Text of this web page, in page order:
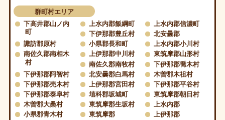
群町村エリア
下高井郡山ノ内
町
上水内郡飯綱町
上水内郡信濃町
下伊那郡豊丘村
北安曇郡
諏訪郡原村
小県郡長和町
上水内郡小川村
南佐久郡南相木
村
上伊那郡中川村
東筑摩郡山形村
南佐久郡南牧村
下伊那郡喬木村
下伊那郡阿智村
北安曇郡白馬村
木曽郡木祖村
下伊那郡売木村
上伊那郡宮田村
下伊那郡平谷村
下伊那郡泰阜村
埴科郡坂城町
東筑摩郡朝日村
木曽郡大桑村
東筑摩郡生坂村
上水内郡
小県郡青木村
東筑摩郡
上伊那郡